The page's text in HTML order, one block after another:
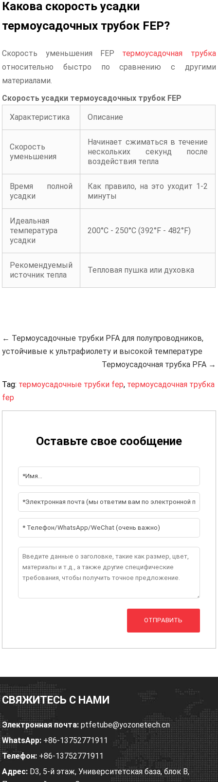
Какова скорость усадки
термоусадочных трубок FEP?
Скорость уменьшения FEP термоусадочная трубка
относительно быстро по сравнению с другими
материалами.
Скорость усадки термоусадочных трубок FEP
Характеристика Описание
Скорость
уменьшения
Начинает сжиматься в течение
нескольких секунд после
воздействия тепла
Время полной
усадки
Как правило, на это уходит 1-2
минуты
Идеальная
температура
усадки
200°C - 250°C (392°F - 482°F)
Рекомендуемый
источник тепла
Тепловая пушка или духовка
← Термоусадочные трубки PFA для полупроводников,
устойчивые к ультрафиолету и высокой температуре
Термоусадочная трубка PFA →
Tag: термоусадочные трубки fep, термоусадочная трубка
fep
Оставьте свое сообщение
ОТПРАВИТЬ
СВЯЖИТЕСЬ С НАМИ
Электронная почта: ptfetube@yozonetech.cn
WhatsApp: +86-13752771911
Телефон: +86-13752771911
Адрес: D3, 5-й этаж, Университетская база, блок B,